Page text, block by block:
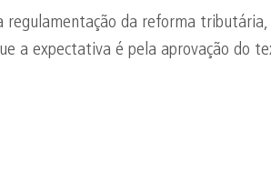
regulamentação da reforma
a expectativa é pela aprovação do